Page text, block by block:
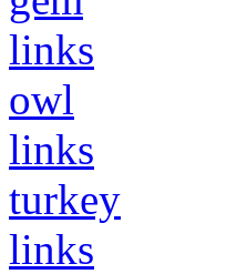
links
owl
links
turkey
links